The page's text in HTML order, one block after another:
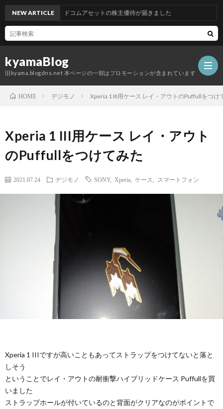
kyamaBlog
旧kyama.blogdns.net 本ページの一部はプロモーションが含まれています
NEW ARTICLEグッドコムアセットの株主優待が届きました
HOME デジモノ Xperia 1 III用ケース レイ・アウトのPuffullをつけ
Xperia 1 III用ケース レイ・アウト
のPuffullをつけてみた
2021.07.24 デジモノ SONY, Xperia ケース スマートフォン
Xperia 1 IIIですが高いこともあってストラップをつけてないと落と
しそう
ということでレイ・アウトの耐衝撃ハイブリッドケース Puffullを買
いました
ストラップホールが付いているのと背面がクリアなのがポイントで